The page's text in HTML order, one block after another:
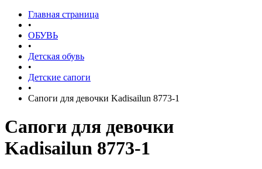
Главная страница
•
ОБУВЬ
•
Детская обувь
•
Детские сапоги
•
Сапоги для девочки Kadisailun 8773-1
Сапоги для девочки
Kadisailun 8773-1